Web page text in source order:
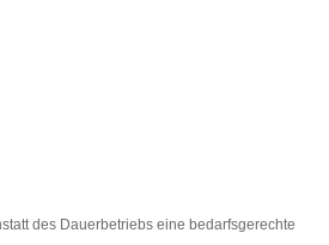
des Dauerbetriebs eine bedarfsgerechte